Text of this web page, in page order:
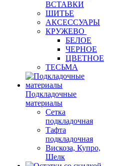
ВСТАВКИ
ШИТЬЕ
АКСЕССУАРЫ
КРУЖЕВО
БЕЛОЕ
ЧЕРНОЕ
ЦВЕТНОЕ
ТЕСЬМА
Подкладочные
материалы
Сетка
подкладочная
Тафта
подкладочная
Вискоза, Купро,
Шелк